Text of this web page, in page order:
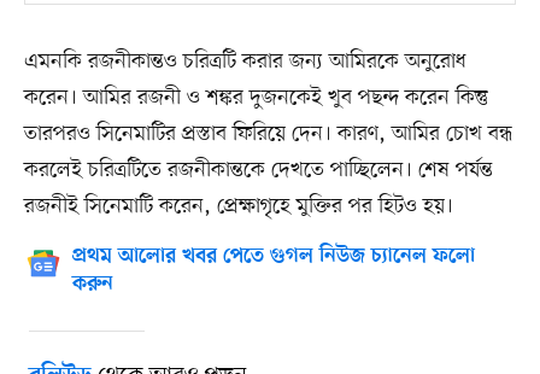
এমনকি রজনীকান্তও চরিত্রটি করার জন্য আমিরকে অনুরোধ
করেন। আমির রজনী ও শঙ্কর দুজনকেই খুব পছন্দ করেন কিন্তু
তারপরও সিনেমাটির প্রস্তাব ফিরিয়ে দেন। কারণ, আমির চোখ বন্ধ
করলেই চরিত্রটিতে রজনীকান্তকে দেখতে পাচ্ছিলেন। শেষ পর্যন্ত
রজনীই সিনেমাটি করেন, প্রেক্ষাগৃহে মুক্তির পর হিটও হয়।
প্রথম আলোর খবর পেতে গুগল নিউজ চ্যানেল ফলো
করুন